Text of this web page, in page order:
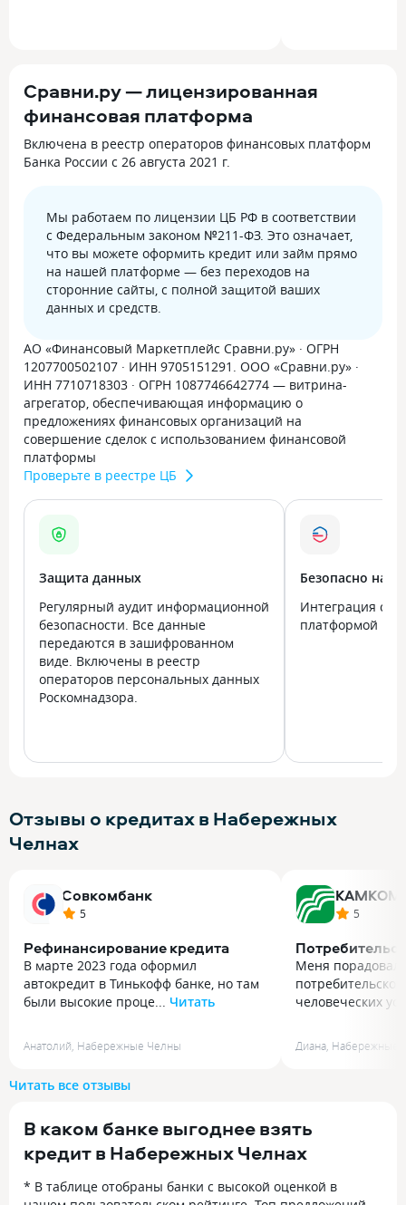
Сравни.ру — лицензированная
финансовая платформа
Включена в реестр операторов финансовых платформ
Банка России с 26 августа 2021 г.
Мы работаем по лицензии ЦБ РФ в соответствии
с Федеральным законом №211-ФЗ. Это означает,
что вы можете оформить кредит или займ прямо
на нашей платформе — без переходов на
сторонние сайты, с полной защитой ваших
данных и средств.
АО «Финансовый Маркетплейс Сравни.ру» · ОГРН
1207700502107 · ИНН 9705151291. ООО «Сравни.ру» ·
ИНН 7710718303 · ОГРН 1087746642774 — витрина-
агрегатор, обеспечивающая информацию о
предложениях финансовых организаций на
совершение сделок с использованием финансовой
платформы
Проверьте в реестре ЦБ
Защита данных
Регулярный аудит информационной
безопасности. Все данные
передаются в зашифрованном
виде. Включены в реестр
операторов персональных данных
Роскомнадзора.
Безопасно на
Интеграция с
платформой
Отзывы о кредитах в Набережных
Челнах
Совкомбанк
5
Рефинансирование кредита
В марте 2023 года оформил
автокредит в Тинькофф банке, но там
были высокие проце... Читать
автокредит в Тинькофф банке, но там
были высокие проценты.
в Совкомбанк под более низкую
кредит стал потребительским. В итоге
я без лишней конители смогу продать
машину, если потребуется (раньше
она была в залоге) и сократил
ежемесячный платёж на 1500₽.
Анатолий, Набережные Челны
5
Меня
человеческих
человеческих
лучших.
Диана, Набережные
Читать все отзывы
В каком банке выгоднее взять
кредит в Набережных Челнах
* В таблице отобраны банки с высокой оценкой в